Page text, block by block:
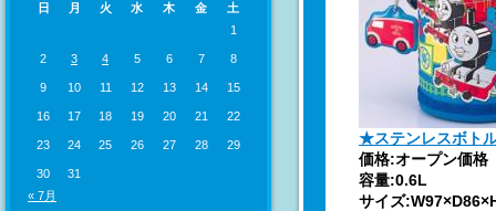
日
月 火 水 木 金
土
1
2 3 4 5 6 7 8
9 10 11 12 13 14 15
16 17 18 19 20 21 22
23 24 25 26 27 28 29
30
31
« 7月
★ステンレスボト
価格:オープン価格
容量:0.6L
サイズ